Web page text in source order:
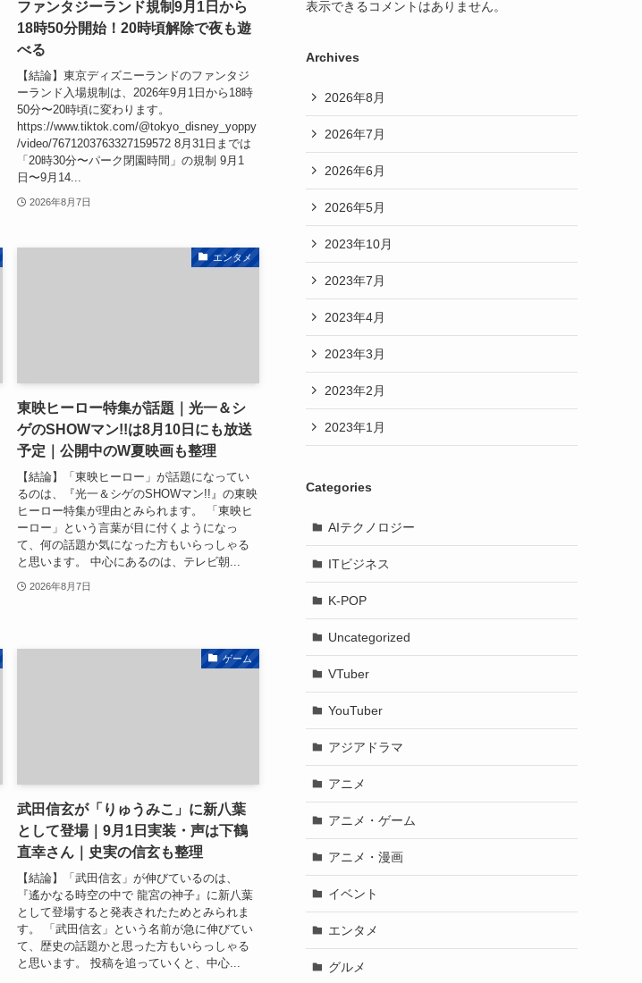
ファンタジーランド規制9月1日から
18時50分開始！20時頃解除で夜も遊
べる
【結論】東京ディズニーランドのファンタジ
ーランド入場規制は、2026年9月1日から18時
50分〜20時頃に変わります。
https://www.tiktok.com/@tokyo_disney_yoppy
/video/7671203763327159572 8月31日までは
「20時30分〜パーク閉園時間」の規制 9月1
日〜9月14...
2026年8月7日
エンタメ
東映ヒーロー特集が話題｜光一＆シ
ゲのSHOWマン!!は8月10日にも放送
予定｜公開中のW夏映画も整理
【結論】「東映ヒーロー」が話題になってい
るのは、『光一＆シゲのSHOWマン!!』の東映
ヒーロー特集が理由とみられます。 「東映ヒ
ーロー」という言葉が目に付くようになっ
て、何の話題か気になった方もいらっしゃる
と思います。 中心にあるのは、テレビ朝...
2026年8月7日
ゲーム
武田信玄が「りゅうみこ」に新八葉
として登場｜9月1日実装・声は下鶴
直幸さん｜史実の信玄も整理
【結論】「武田信玄」が伸びているのは、
『遙かなる時空の中で 龍宮の神子』に新八葉
として登場すると発表されたためとみられま
す。 「武田信玄」という名前が急に伸びてい
て、歴史の話題かと思った方もいらっしゃる
と思います。 投稿を追っていくと、中心...
表示できるコメントはありません。
Archives
2026年8月
2026年7月
2026年6月
2026年5月
2023年10月
2023年7月
2023年4月
2023年3月
2023年2月
2023年1月
Categories
AIテクノロジー
ITビジネス
K-POP
Uncategorized
VTuber
YouTuber
アジアドラマ
アニメ
アニメ・ゲーム
アニメ・漫画
イベント
エンタメ
グルメ